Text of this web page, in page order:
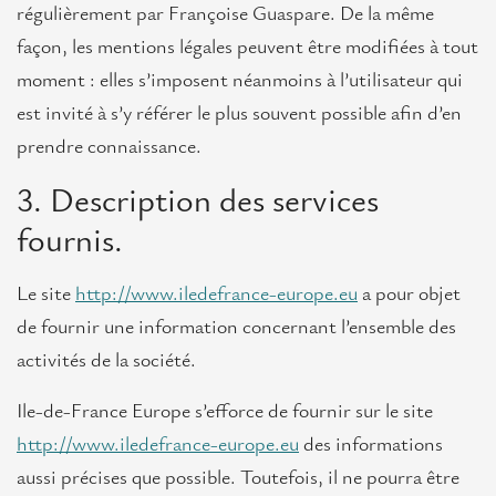
régulièrement par Françoise Guaspare. De la même
façon, les mentions légales peuvent être modifiées à tout
moment : elles s’imposent néanmoins à l’utilisateur qui
est invité à s’y référer le plus souvent possible afin d’en
prendre connaissance.
3. Description des services
fournis.
Le site http://www.iledefrance-europe.eu a pour objet
de fournir une information concernant l’ensemble des
activités de la société.
Ile-de-France Europe s’efforce de fournir sur le site
http://www.iledefrance-europe.eu des informations
aussi précises que possible. Toutefois, il ne pourra être